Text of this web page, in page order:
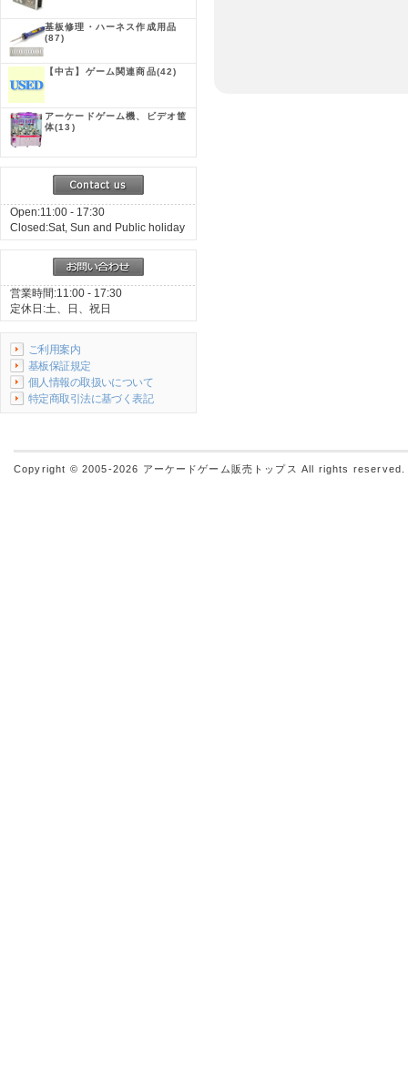
基板修理・ハーネス作成用品
(87)
【中古】ゲーム関連商品(42)
アーケードゲーム機、ビデオ筐
体(13)
Open:11:00 - 17:30
Closed:Sat, Sun and Public holiday
営業時間:11:00 - 17:30
定休日:土、日、祝日
ご利用案内
基板保証規定
個人情報の取扱いについて
特定商取引法に基づく表記
Copyright © 2005-2026 アーケードゲーム販売トップス All rights reserved.